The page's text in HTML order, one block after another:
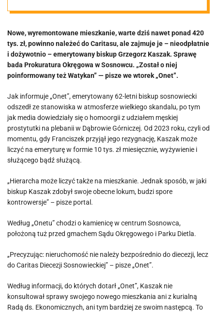
biskup
„załatwił” sobie
mieszkanie z
Caritasu.
Sprawę bada
prokuratura
Nowe, wyremontowane mieszkanie, warte dziś nawet ponad 420
tys. zł, powinno należeć do Caritasu, ale zajmuje je – nieodpłatnie
i dożywotnio – emerytowany biskup Grzegorz Kaszak. Sprawę
bada Prokuratura Okręgowa w Sosnowcu. „Został o niej
poinformowany też Watykan” — pisze we wtorek „Onet”.
Jak informuje „Onet”, emerytowany 62-letni biskup sosnowiecki
odszedł ze stanowiska w atmosferze wielkiego skandalu, po tym
jak media dowiedziały się o homoorgii z udziałem męskiej
prostytutki na plebanii w Dąbrowie Górniczej. Od 2023 roku, czyli od
momentu, gdy Franciszek przyjął jego rezygnację, Kaszak może
liczyć na emeryturę w formie 10 tys. zł miesięcznie, wyżywienie i
służącego bądź służącą.
„Hierarcha może liczyć także na mieszkanie. Jednak sposób, w jaki
biskup Kaszak zdobył swoje obecne lokum, budzi spore
kontrowersje” – pisze portal.
Według „Onetu” chodzi o kamienicę w centrum Sosnowca,
położoną tuż przed gmachem Sądu Okręgowego i Parku Dietla.
„Precyzując: nieruchomość nie należy bezpośrednio do diecezji, lecz
do Caritas Diecezji Sosnowieckiej” – pisze „Onet”.
Według informacji, do których dotarł „Onet”, Kaszak nie
konsultował sprawy swojego nowego mieszkania ani z kurialną
Radą ds. Ekonomicznych, ani tym bardziej ze swoim następcą. To